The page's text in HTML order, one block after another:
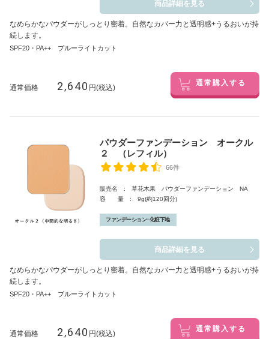
商品詳細を見る
なめらかなパウダーがしっとり密着。自然なカバー力と透明感+うるおいが持
続します。
SPF20・PA++ ブルーライトカット
通常価格 2,640 円(税込) 通常購入する
パウダーファンデーション オークル
２ （レフィル）
66件
販売名 : 草花木果 パウダーファンデーション NA
容 量 : 9g(約120回分)
ファンデーション･化粧下地
商品詳細を見る
なめらかなパウダーがしっとり密着。自然なカバー力と透明感+うるおいが持
続します。
SPF20・PA++ ブルーライトカット
通常価格 2,640 円(税込) 通常購入する